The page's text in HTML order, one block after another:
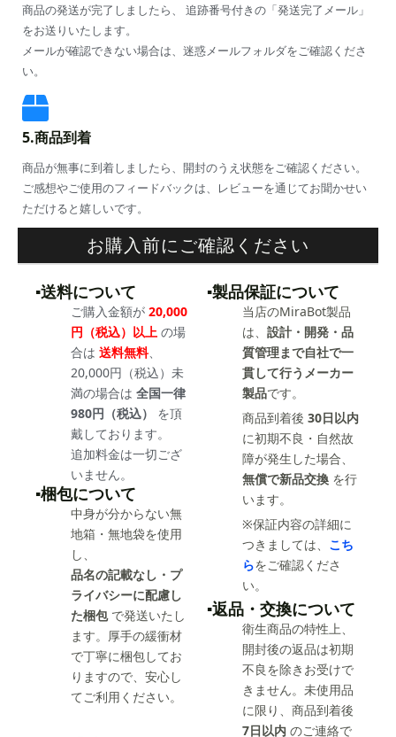
商品の発送が完了しましたら、 追跡番号付きの「発送完了メール」
をお送りいたします。
メールが確認できない場合は、迷惑メールフォルダをご確認くださ
い。
5.商品到着
商品が無事に到着しましたら、開封のうえ状態をご確認ください。
ご感想やご使用のフィードバックは、レビューを通じてお聞かせい
ただけると嬉しいです。
お購入前にご確認ください
▪️送料について
ご購入金額が 20,000
円（税込）以上 の場
合は 送料無料、
20,000円（税込）未
満の場合は 全国一律
980円（税込）
を頂
戴しております。
追加料金は一切ござ
いません。
▪️梱包について
中身が分からない無
地箱・無地袋を使用
し、
品名の記載なし・プ
ライバシーに配慮し
た梱包で発送いたし
ます。厚手の緩衝材
で丁寧に梱包してお
りますので、安心し
てご利用ください。
▪️製品保証について
当店のMiraBot製品
は、 設計・開発・品
質管理まで自社で一
貫して行うメーカー
製品です。
商品到着後 30日以内
に初期不良・自然故
障が発生した場合、
無償で新品交換 を行
います。
※保証内容の詳細に
つきましては、 こち
らをご確認くださ
い。
▪️返品・交換について
衛生商品の特性上、
開封後の返品は初期
不良を除きお受けで
きません。未使用品
に限り、商品到着後
7日以内 のご連絡で